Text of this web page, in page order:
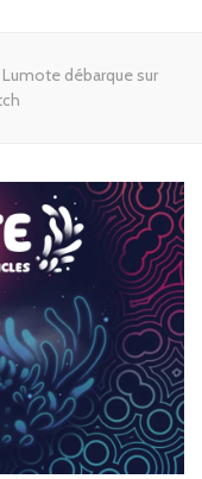
Lumote débarque sur